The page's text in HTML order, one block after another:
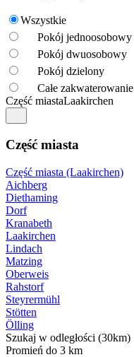
Wszystkie
Pokój jednoosobowy
Pokój dwuosobowy
Pokój dzielony
Całe zakwaterowanie
Część miastaLaakirchen
Część miasta
Część miasta (Laakirchen)
Aichberg
Diethaming
Dorf
Kranabeth
Laakirchen
Lindach
Matzing
Oberweis
Rahstorf
Steyrermühl
Stötten
Ölling
Szukaj w odległości (30km)
Promień do 3 km